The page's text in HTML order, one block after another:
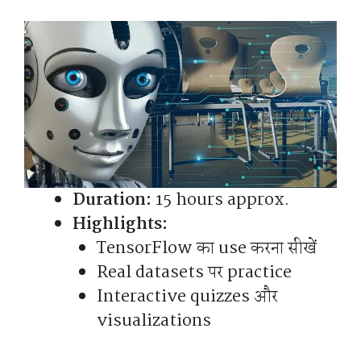
Duration: 15 hours approx.
Highlights:
TensorFlow का use करना सीखें
Real datasets पर practice
Interactive quizzes और
visualizations